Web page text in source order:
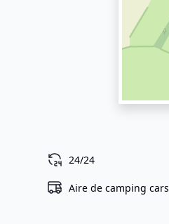
24/24
Aire de camping cars